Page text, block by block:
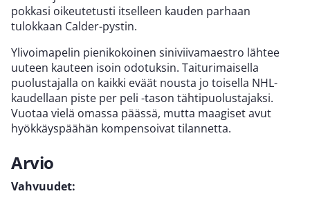
pokkasi oikeutetusti itselleen kauden parhaan
tulokkaan Calder-pystin.
Ylivoimapelin pienikokoinen siniviivamaestro lähtee
uuteen kauteen isoin odotuksin. Taiturimaisella
puolustajalla on kaikki eväät nousta jo toisella NHL-
kaudellaan piste per peli -tason tähtipuolustajaksi.
Vuotaa vielä omassa päässä, mutta maagiset avut
hyökkäyspäähän kompensoivat tilannetta.
Arvio
Vahvuudet: